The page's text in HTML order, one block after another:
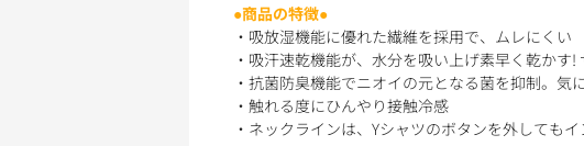
●商品の特徴●
・吸放湿機能に優れた繊維を採用で、ムレにくい
・吸汗速乾機能が、水分を吸い上げ素早く乾かす!
・抗菌防臭機能でニオイの元となる菌を抑制。気
・触れる度にひんやり接触冷感
・ネックラインは、Yシャツのボタンを外しても